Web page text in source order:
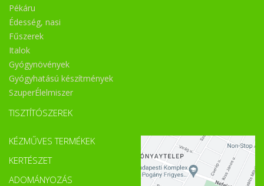
Pékáru
Édesség, nasi
Fűszerek
Italok
Gyógynövények
Gyógyhatású készítmények
SzuperÉlelmiszer
TISZTÍTÓSZEREK
KÉZMŰVES TERMÉKEK
KERTÉSZET
ADOMÁNYOZÁS